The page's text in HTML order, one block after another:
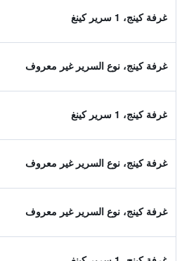
غرفة كينج، 1 سرير كينغ
غرفة كينج، نوع السرير غير معروف
غرفة كينج، 1 سرير كينغ
غرفة كينج، نوع السرير غير معروف
غرفة كينج، نوع السرير غير معروف